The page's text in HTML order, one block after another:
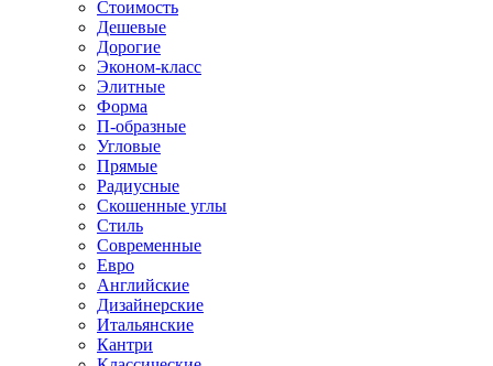
Стоимость
Дешевые
Дорогие
Эконом-класс
Элитные
Форма
П-образные
Угловые
Прямые
Радиусные
Скошенные углы
Стиль
Современные
Евро
Английские
Дизайнерские
Итальянские
Кантри